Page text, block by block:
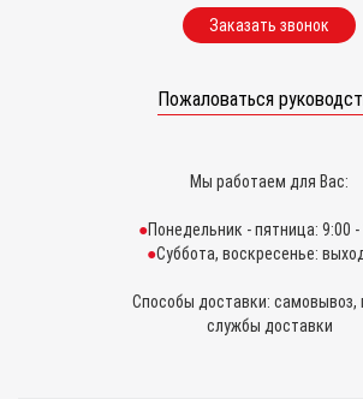
Заказать звонок
Пожаловаться
Мы работаем для Вас:
Понедельник - пятница: 9:00 -
Суббота, воскресенье:
Способы доставки: самовывоз,
службы доставки